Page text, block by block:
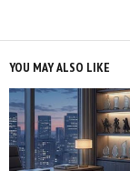
YOU MAY ALSO LIKE